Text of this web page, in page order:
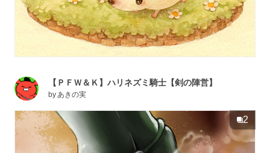
【ＰＦＷ＆Ｋ】ハリネズミ騎士【剣の陣営】
byあきの実
2